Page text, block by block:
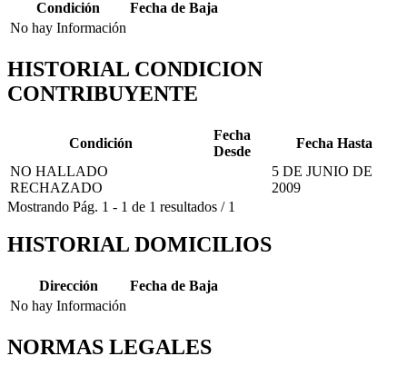
Condición
Fecha de Baja
No hay Información
HISTORIAL CONDICION
CONTRIBUYENTE
Condición
Fecha
Desde
Fecha Hasta
NO HALLADO
RECHAZADO
5 DE JUNIO DE
2009
Mostrando Pág. 1 - 1 de 1 resultados / 1
HISTORIAL DOMICILIOS
Dirección
Fecha de Baja
No hay Información
NORMAS LEGALES